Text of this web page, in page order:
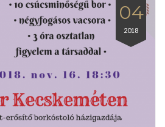
04
2018